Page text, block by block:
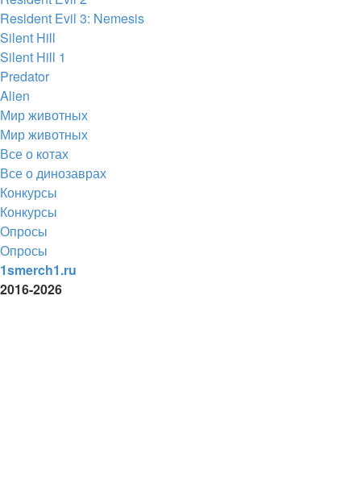
Resident Evil 3: Nemesis
Silent Hill
Silent Hill 1
Predator
Alien
Мир животных
Мир животных
Все о котах
Все о динозаврах
Конкурсы
Конкурсы
Опросы
Опросы
1smerch1.ru
2016-2026